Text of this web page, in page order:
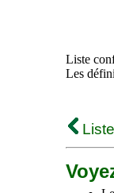
Liste
Les